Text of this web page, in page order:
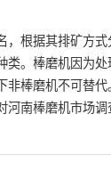
，根据其排矿方
类。棒磨机因为
棒磨机不可替代
河南棒磨机市场